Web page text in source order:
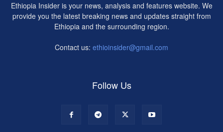
Ethiopia Insider is your news, analysis and features website. We
provide you the latest breaking news and updates straight from
Ethiopia and the surrounding region.
Contact us: ethioinsider@gmail.com
Follow Us